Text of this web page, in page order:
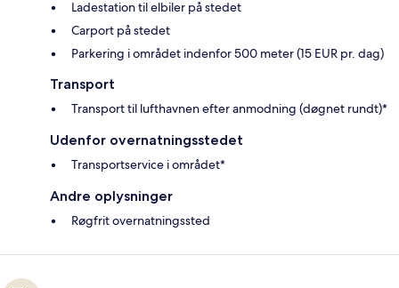
Ladestation til elbiler på stedet
Carport på stedet
Parkering i området indenfor 500 meter (15 EUR pr. dag)
Transport
Transport til lufthavnen efter anmodning (døgnet rundt)*
Udenfor overnatningsstedet
Transportservice i området*
Andre oplysninger
Røgfrit overnatningssted